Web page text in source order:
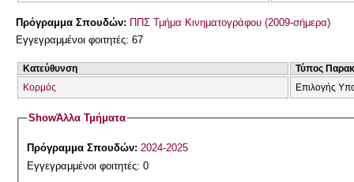
Πρόγραμμα Σπουδών: ΠΠΣ Τμήμα Κινηματογράφου (2009-σήμερα)
Εγγεγραμμένοι φοιτητές: 67
Κατεύθυνση
Τύπος
Κορμός
Επιλογής
ShowΆλλα Τμήματα
Πρόγραμμα Σπουδών:2024-2025
Εγγεγραμμένοι φοιτητές: 0